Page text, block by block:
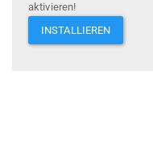
aktivieren!
INSTALLIEREN